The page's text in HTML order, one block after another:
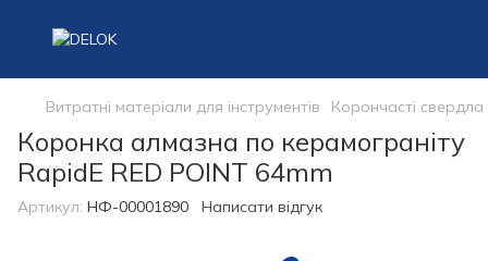
Витратні матеріали для інструментів Корончасті свердла
Коронка алмазна по керамограніту
RapidE RED POINT 64mm
Артикул: НФ-00001890 Написати відгук